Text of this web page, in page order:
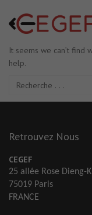
It seems we can’t find
help.
Retrouvez Nous
CEGEF
25 allée Rose Dieng-
75019 Paris
FRANCE